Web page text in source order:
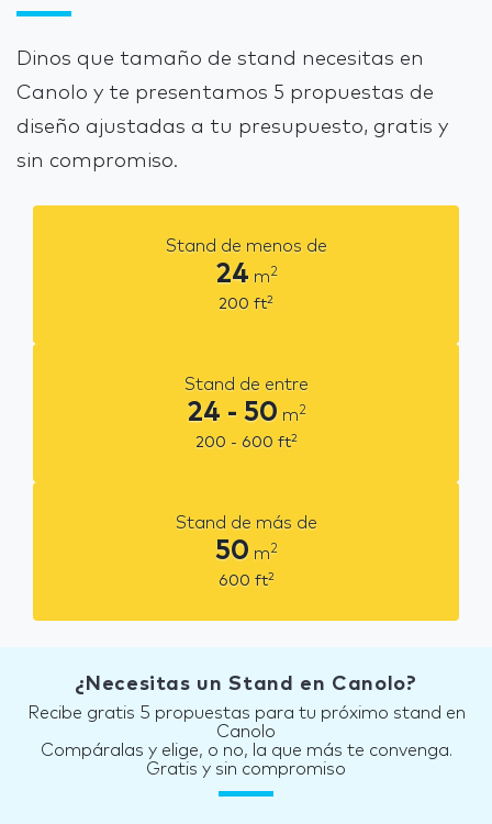
Dinos que tamaño de stand necesitas en
Canolo y te presentamos 5 propuestas de
diseño ajustadas a tu presupuesto, gratis y
sin compromiso.
Stand de menos de
24 m2
200 ft2
Stand de entre
24 - 50 m2
200 - 600 ft2
Stand de más de
50 m2
600 ft2
¿Necesitas un Stand en Canolo?
Recibe gratis 5 propuestas para tu próximo stand en
Canolo
Compáralas y elige, o no, la que más te convenga.
Gratis y sin compromiso